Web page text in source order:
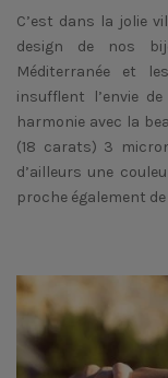
C’est dans la jolie
design de nos
Méditerranée et
insufflent l’envie
harmonie avec la
(18 carats) 3
d’ailleurs une
proche également